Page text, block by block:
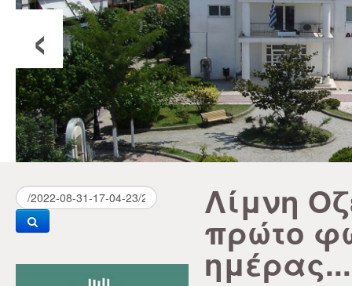
‹
Λίμνη
πρώτο